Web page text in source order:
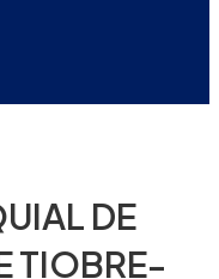
DE
TIOBRE-